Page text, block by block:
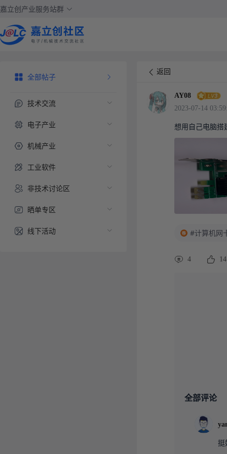
嘉立创产业服务站群
全部帖子
技术交流
电子产业
机械产业
工业软件
非技术讨论区
晒单专区
线下活动
返回
AY08
2023-07-14
想用自己电脑
#计算机网
4 14
全部评论
挺